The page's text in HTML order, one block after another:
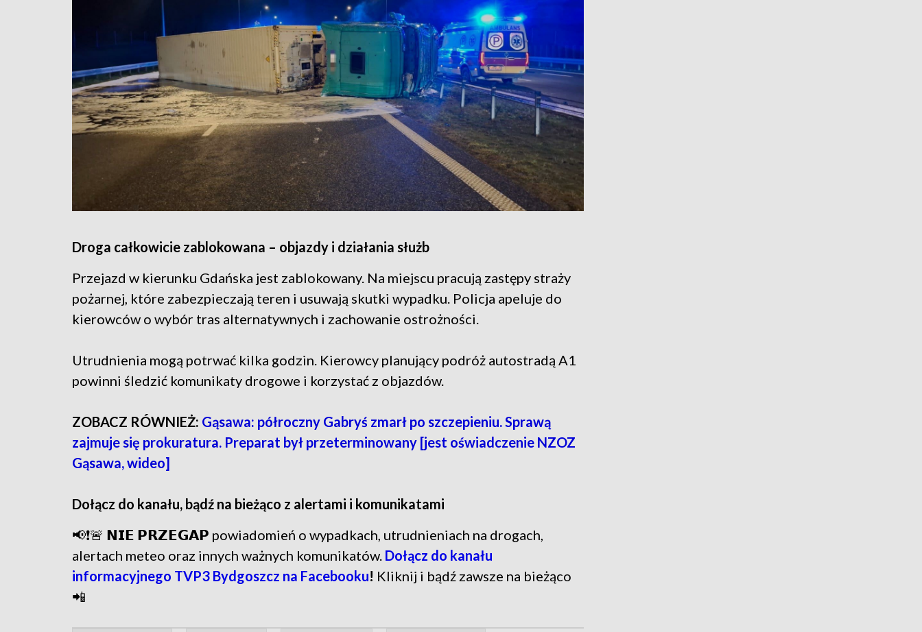
Droga całkowicie zablokowana – objazdy i działania służb
Przejazd w kierunku Gdańska jest zablokowany. Na miejscu pracują zastępy straży
pożarnej, które zabezpieczają teren i usuwają skutki wypadku. Policja apeluje do
kierowców o wybór tras alternatywnych i zachowanie ostrożności.
Utrudnienia mogą potrwać kilka godzin. Kierowcy planujący podróż autostradą A1
powinni śledzić komunikaty drogowe i korzystać z objazdów.
ZOBACZ RÓWNIEŻ: Gąsawa: półroczny Gabryś zmarł po szczepieniu. Sprawą
zajmuje się prokuratura. Preparat był przeterminowany [jest oświadczenie NZOZ
Gąsawa, wideo]
Dołącz do kanału, bądź na bieżąco z alertami i komunikatami
📢❗🚨 𝗡𝗜𝗘 𝗣𝗥𝗭𝗘𝗚𝗔𝗣 powiadomień o wypadkach, utrudnieniach na drogach,
alertach meteo oraz innych ważnych komunikatów. Dołącz do kanału
informacyjnego TVP3 Bydgoszcz na Facebooku! Kliknij i bądź zawsze na bieżąco
📲